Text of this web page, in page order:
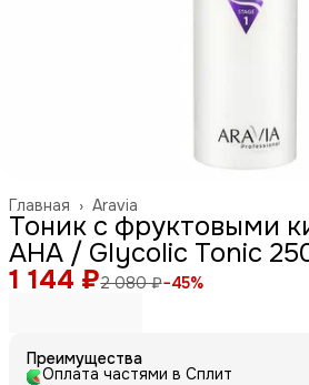
Aravia
Главная ›
Тоник с фруктовыми
AHA / Glycolic Tonic
1 144 ₽2 080 ₽−45%
Преимущества
Оплата частями в Сплит